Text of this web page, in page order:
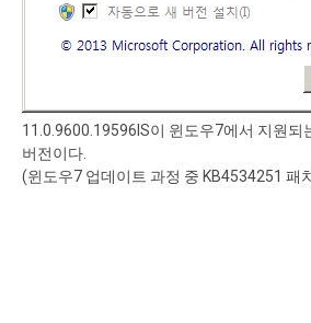
11.0.9600.19596IS이 윈도우7에서 지원되
버전이다.
(윈도우7 업데이트 과정 중 KB4534251 패